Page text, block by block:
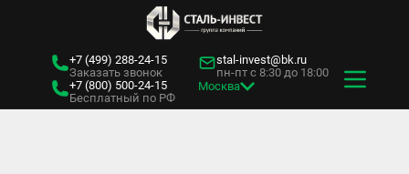
+7 (499) 288-24-15
Заказать звонок
+7 (800) 500-24-15
Бесплатный по РФ
stal-invest@bk.ru
пн-пт с 8:30 до 18:00
Москва